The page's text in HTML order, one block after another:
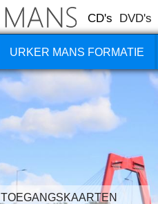
CD's DVD's
URKER MANS FORMATIE
TOEGANGSKAARTEN